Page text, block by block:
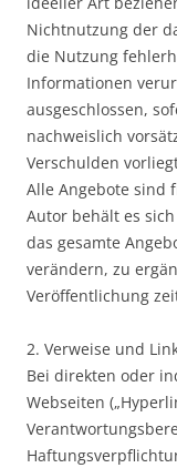
Nichtnutzung der
die Nutzung
Informationen
ausgeschlossen,
nachweislich
Verschulden
Alle Angebote sind
Autor behält es
das gesamte
verändern, zu
Veröffentlichung
2. Verweise und
Bei direkten oder
Webseiten